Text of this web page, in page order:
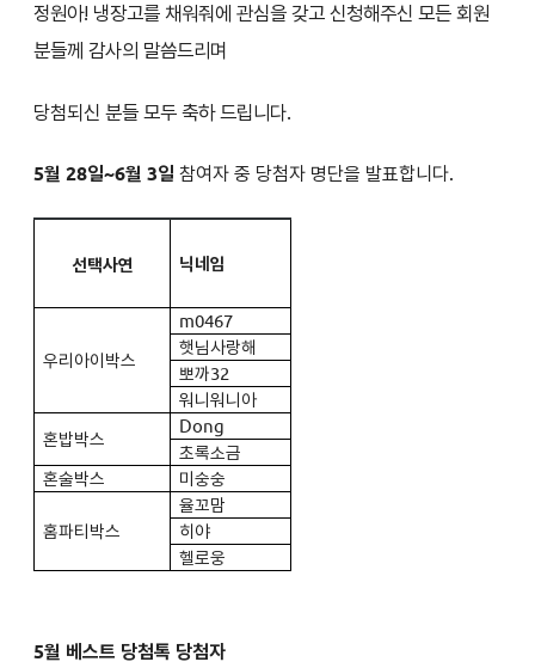
정원아! 냉장고를 채워줘에 관심을 갖고 신청해주신 모든 회원
분들께 감사의 말씀드리며
당첨되신 분들 모두 축하 드립니다.
5월 28일~6월 3일 참여자 중 당첨자 명단을 발표합니다.
선택사연 닉네임
우리아이박스
m0467
햇님사랑해
뽀까32
워니워니아
혼밥박스
Dong
초록소금
혼술박스
미숭숭
홈파티박스
율꼬맘
히야
헬로웅
5월 베스트 당첨톡 당첨자